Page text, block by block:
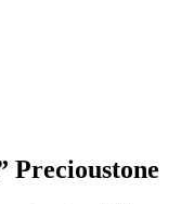
Precioustone